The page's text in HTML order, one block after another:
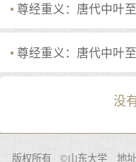
尊经重义：唐代中叶
尊经重义：唐代中叶
没
版权所有 ©山东大学 地址